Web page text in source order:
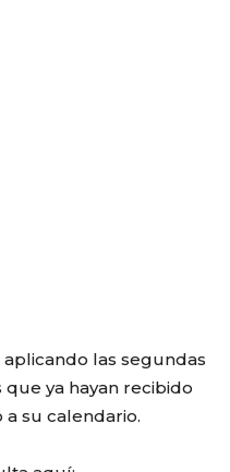
las segundas
ya hayan recibido
su calendario.